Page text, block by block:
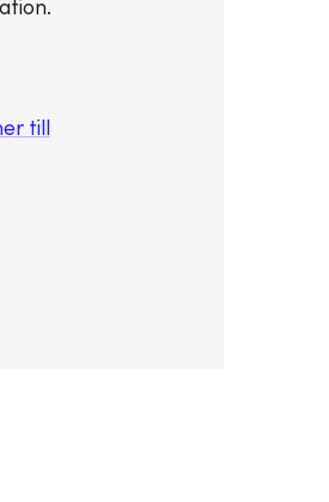
till